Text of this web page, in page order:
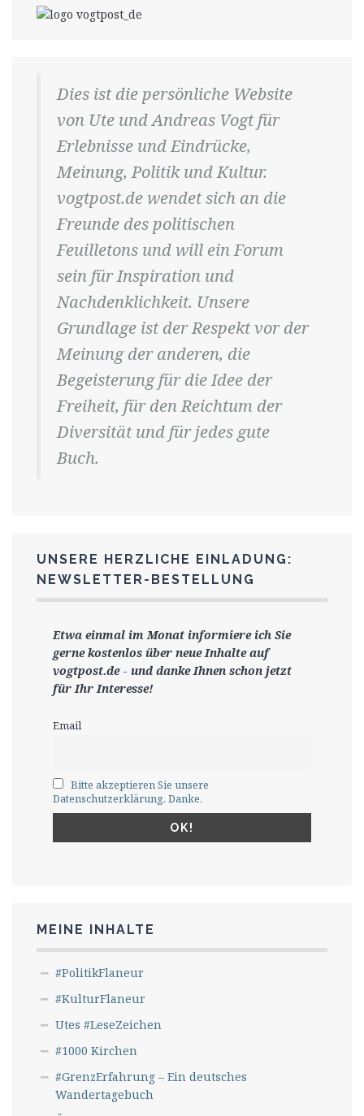
Dies ist die persönliche Website
von Ute und Andreas Vogt für
Erlebnisse und Eindrücke,
Meinung, Politik und Kultur.
vogtpost.de wendet sich an die
Freunde des politischen
Feuilletons und will ein Forum
sein für Inspiration und
Nachdenklichkeit. Unsere
Grundlage ist der Respekt vor der
Meinung der anderen, die
Begeisterung für die Idee der
Freiheit, für den Reichtum der
Diversität und für jedes gute
Buch.
UNSERE HERZLICHE EINLADUNG:
NEWSLETTER-BESTELLUNG
Etwa einmal im Monat informiere ich Sie
gernekostenlos über neue Inhalte auf
vogtpost.de- und danke Ihnen schon jetzt
für Ihr Interesse!
Email
Bitte akzeptieren Sie unsere
Datenschutzerklärung. Danke.
MEINE INHALTE
#PolitikFlaneur
#KulturFlaneur
Utes #LeseZeichen
#1000 Kirchen
#GrenzErfahrung – Ein deutsches
Wandertagebuch